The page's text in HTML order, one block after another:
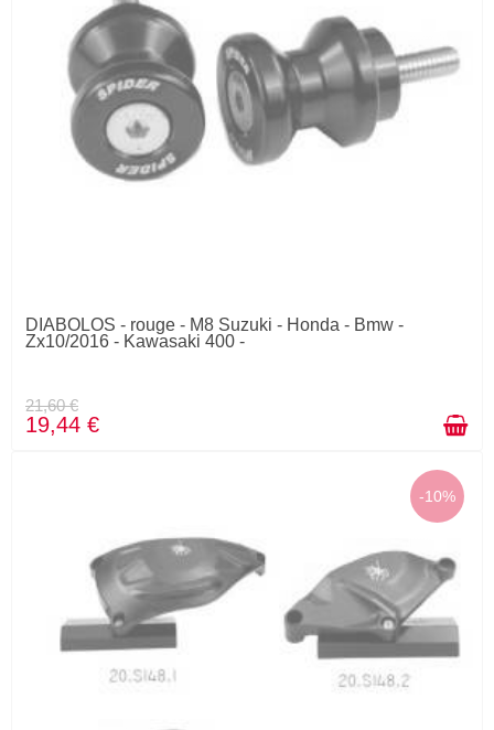
DIABOLOS - rouge - M8 Suzuki - Honda - Bmw -
Zx10/2016 - Kawasaki 400 -
21,60 €
19,44 €
-10%